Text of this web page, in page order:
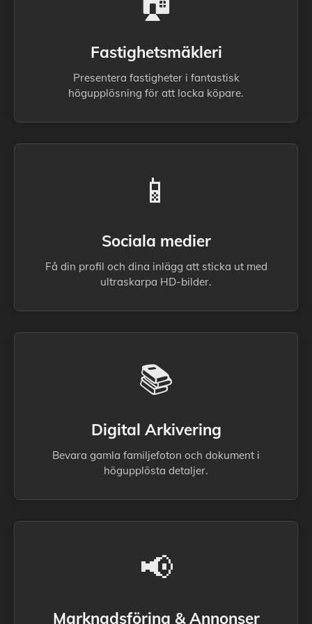
Fastighetsmäkleri
Presentera fastigheter i fantastisk
högupplösning för att locka köpare.
📱
Sociala medier
Få din profil och dina inlägg att sticka ut med
ultraskarpa HD-bilder.
📚
Digital Arkivering
Bevara gamla familjefoton och dokument i
högupplösta detaljer.
📢
Marknadsföring & Annonser